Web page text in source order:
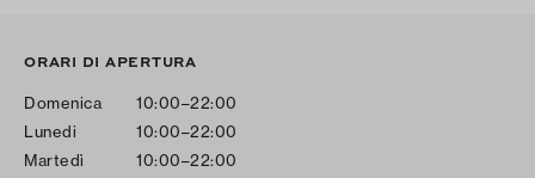
ORARI DI APERTURA
Domenica
10:00–22:00
Lunedi
10:00–22:00
Martedì
10:00–22:00